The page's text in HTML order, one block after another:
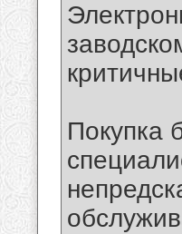
Покупка